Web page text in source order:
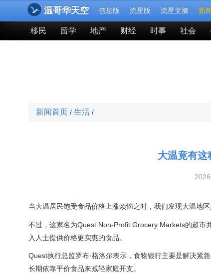
温哥华天空 信息版 流星版 流星文摘 新
移民 留学 地产 财经 时事 社会
新闻首页 / 生活 /
大温竟有这
当大温居民饱受食品价格上涨烦恼之时，我们发现大温地
不过，这家名为Quest Non-Profit Grocery Markets的超市
入人士提供价格更实惠的食品。
Quest执行总监罗布·格洛尔表示，食物银行主要是解决紧
长期依靠平价食品来减轻家庭开支。